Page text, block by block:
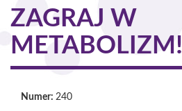
ZAGRAJ W
METABOLIZM!
Numer: 240